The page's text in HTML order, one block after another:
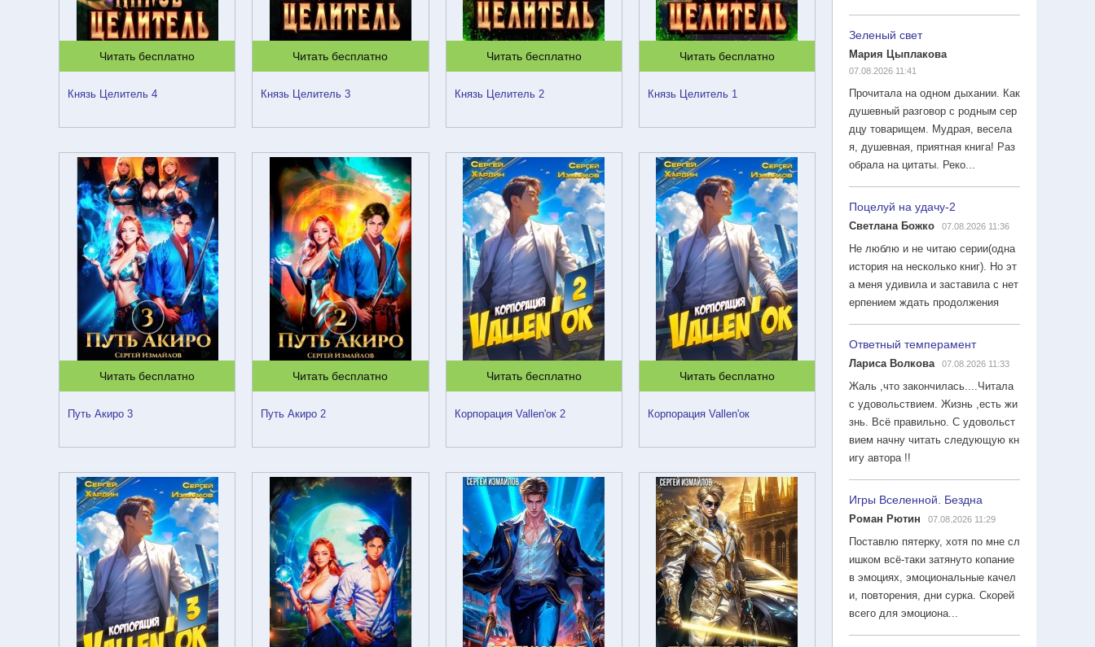
Читать бесплатно
Князь Целитель 4
Читать бесплатно
Князь Целитель 3
Читать бесплатно
Князь Целитель 2
Читать бесплатно
Князь Целитель 1
Читать бесплатно
Путь Акиро 3
Читать бесплатно
Путь Акиро 2
Читать бесплатно
Корпорация Vallen'ок 2
Читать бесплатно
Корпорация Vallen'ок
Зеленый свет
Мария Цыплакова
07.08.2026 11:41
Прочитала на одном дыхании. Как
душевный разговор с родным сер
дцу товарищем. Мудрая, весела
я, душевная, приятная книга! Раз
обрала на цитаты. Реко...
Поцелуй на удачу-2
Светлана Божко 07.08.2026 11:36
Не люблю и не читаю серии(одна
история на несколько книг). Но эт
а меня удивила и заставила с нет
ерпением ждать продолжения
Ответный темперамент
Лариса Волкова 07.08.2026 11:33
Жаль ,что закончилась....Читала
с удовольствием. Жизнь ,есть жи
знь. Всё правильно. С удовольст
вием начну читать следующую кн
игу автора !!
Игры Вселенной. Бездна
Роман Рютин 07.08.2026 11:29
Поставлю пятерку, хотя по мне сл
ишком всё-таки затянуто копание
в эмоциях, эмоциональные качел
и, повторения, дни сурка. Скорей
всего для эмоциона...